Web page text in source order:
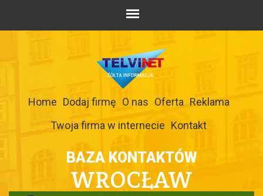
Home Dodaj firmę O nas Oferta Reklama
Twoja firma w internecie Kontakt
BAZA KONTAKTÓW
WROCŁAW